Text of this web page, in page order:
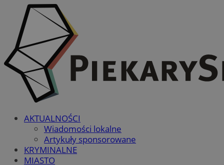
AKTUALNOŚCI
Wiadomości lokalne
Artykuły sponsorowane
KRYMINALNE
MIASTO